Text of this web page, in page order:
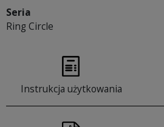
Seria
Ring Circle
Instrukcja użytkowania